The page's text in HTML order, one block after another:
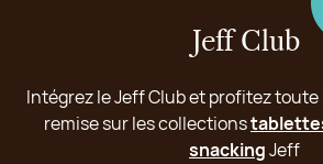
Jeff Club
Intégrez le Jeff Club et profitez toute
remise sur les collections
snackingJeff